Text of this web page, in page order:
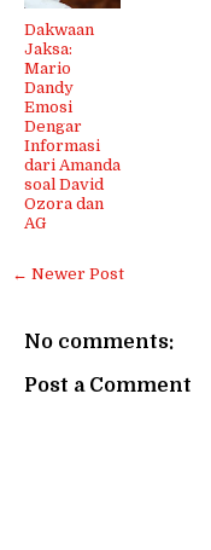
Dakwaan
Jaksa:
Mario
Dandy
Emosi
Dengar
Informasi
dari Amanda
soal David
Ozora dan
AG
← Newer Post
No comments:
Post a Comment